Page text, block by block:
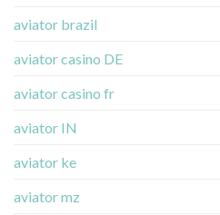
aviator brazil
aviator casino DE
aviator casino fr
aviator IN
aviator ke
aviator mz